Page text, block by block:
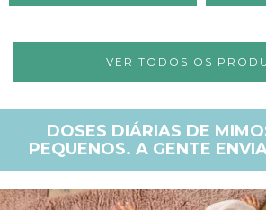
VER TODOS OS
DOSES DIÁRIAS DE
PEQUENOS. A GENTE